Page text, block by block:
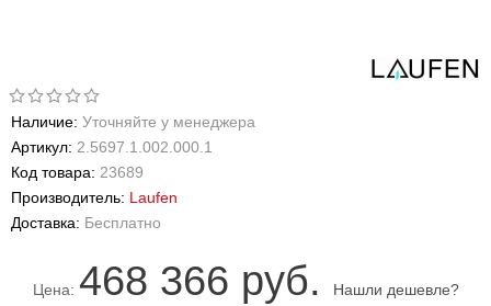
Наличие: Уточняйте у менеджера
Артикул: 2.5697.1.002.000.1
Код товара: 23689
Производитель: Laufen
Доставка: Бесплатно
Цена: 468 366 руб. Нашли дешевле?